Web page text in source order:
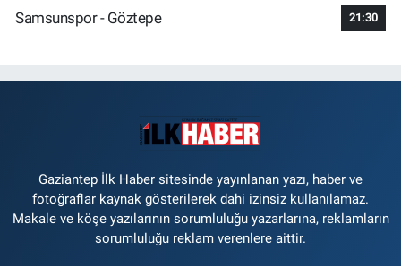
Samsunspor - Göztepe
21:30
Gaziantep İlk Haber sitesinde yayınlanan yazı, haber ve
fotoğraflar kaynak gösterilerek dahi izinsiz kullanılamaz.
Makale ve köşe yazılarının sorumluluğu yazarlarına, reklamların
sorumluluğu reklam verenlere aittir.